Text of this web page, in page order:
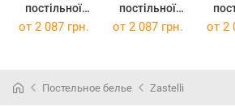
постільної
білизни
постільної
білизни
білизни
от 2 087 грн. от 2 087 грн. от 2
Постельное белье Zastelli